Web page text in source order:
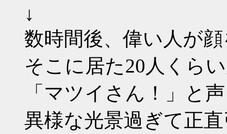
↓
数時間後、偉い人が
そこに居た20人くら
「マツイさん！」と
異様な光景過ぎて正